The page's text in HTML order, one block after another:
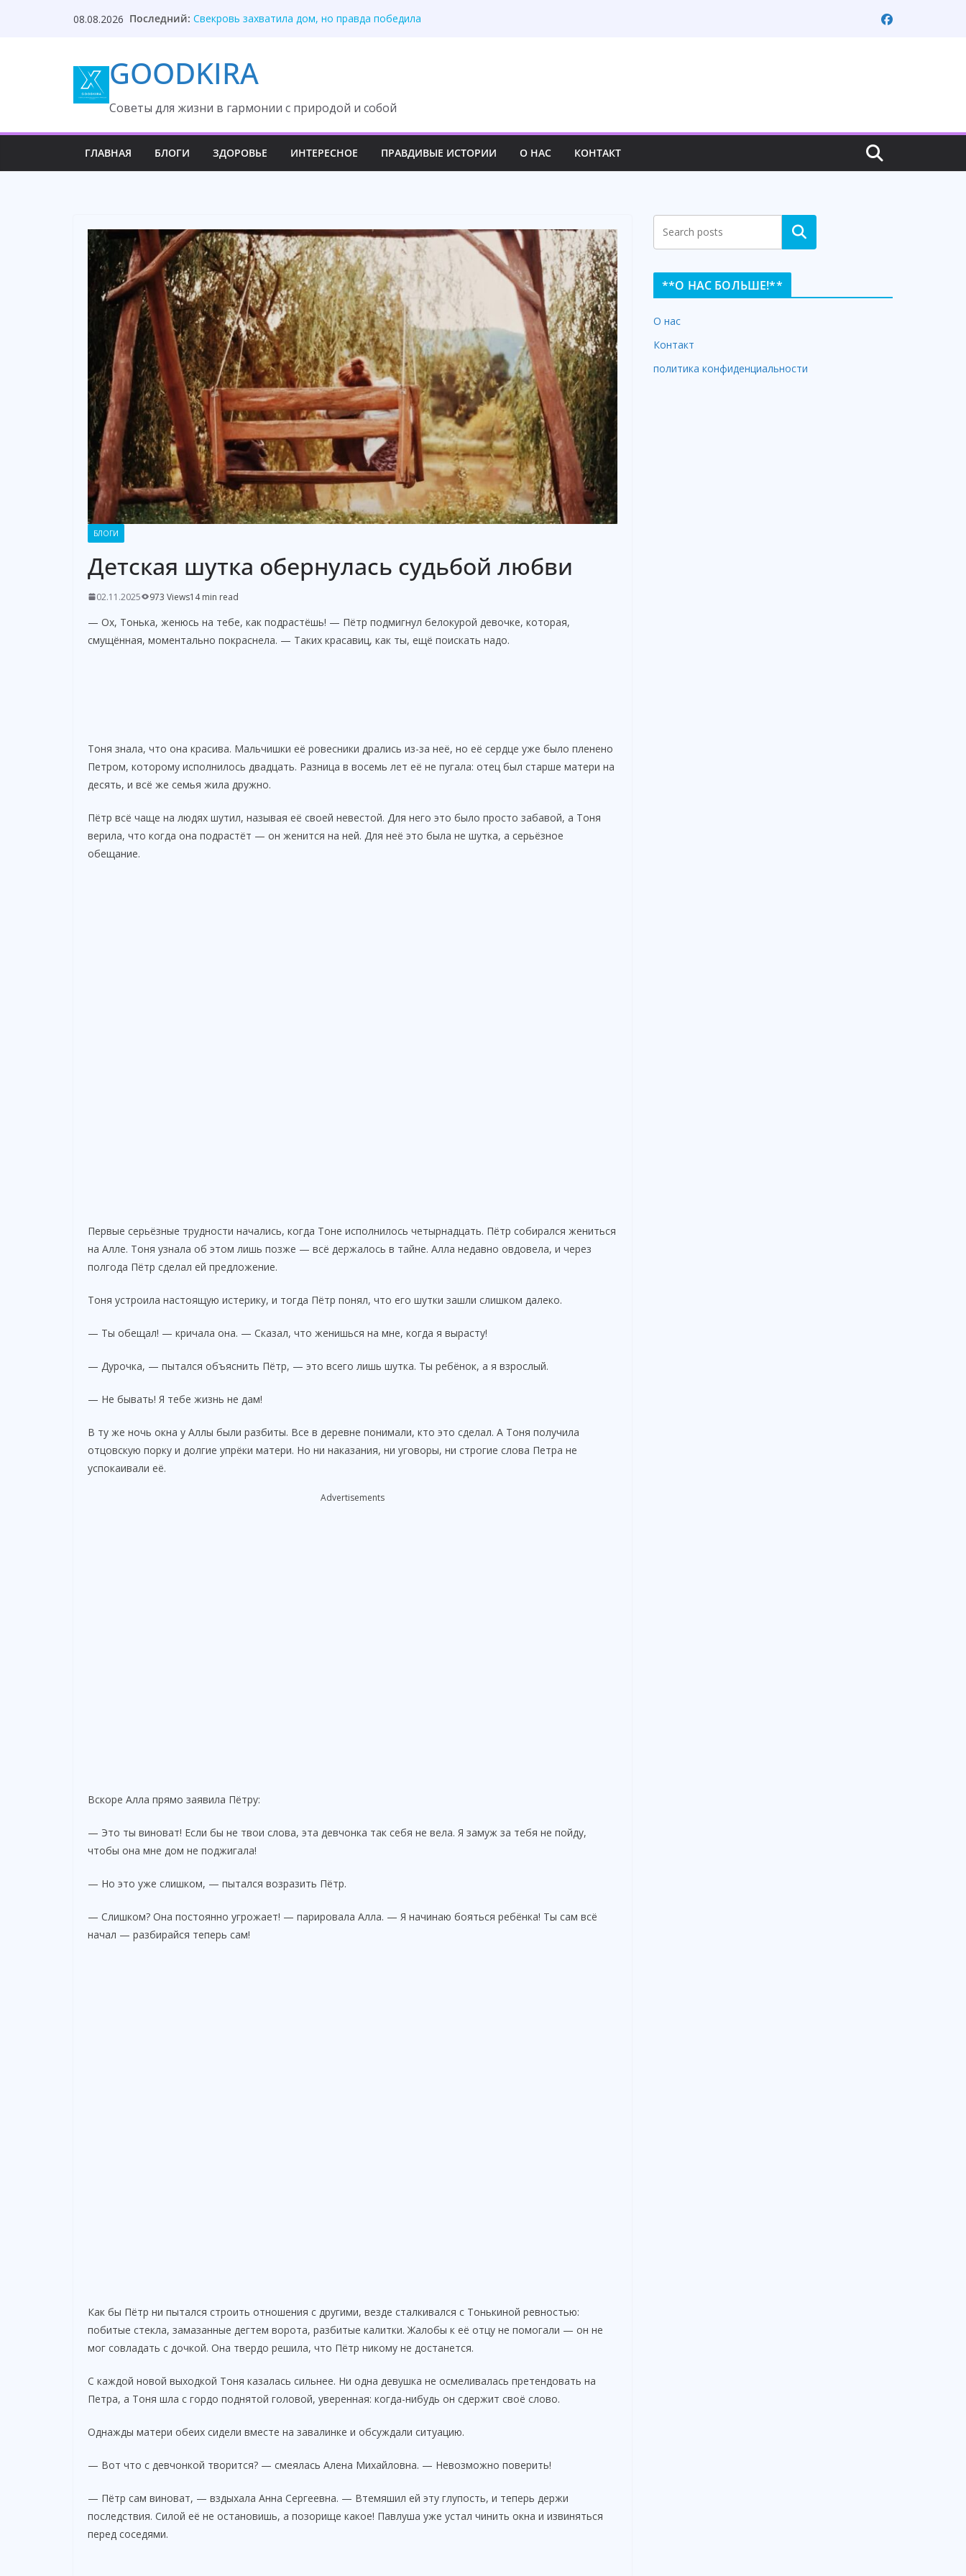
08.08.2026 Последний: Я записалась к другому врачу. Просто чтобы
Свекровь захватила дом, но правда победила
Привыкай. Она теперь будет жить с нами,
GOODKIRA
Cоветы для жизни в гармонии с природой и собой
ГЛАВНАЯ БЛОГИ ЗДОРОВЬЕ ИНТЕРЕСНОЕ ПРАВДИВЫЕ ИСТОРИИ О НАС КОНТАКТ
БЛОГИ
Детская шутка обернулась судьбой любви
02.11.2025 973 Views14 min read
— Ох, Тонька, женюсь на тебе, как подрастёшь! — Пётр подмигнул белокурой девочке, которая,
смущённая, моментально покраснела. — Таких красавиц, как ты, ещё поискать надо.
Тоня знала, что она красива. Мальчишки её ровесники дрались из-за неё, но её сердце уже было пленено
Петром, которому исполнилось двадцать. Разница в восемь лет её не пугала: отец был старше матери на
десять, и всё же семья жила дружно.
Пётр всё чаще на людях шутил, называя её своей невестой. Для него это было просто забавой, а Тоня
верила, что когда она подрастёт — он женится на ней. Для неё это была не шутка, а серьёзное
обещание.
Первые серьёзные трудности начались, когда Тоне исполнилось четырнадцать. Пётр собирался жениться
на Алле. Тоня узнала об этом лишь позже — всё держалось в тайне. Алла недавно овдовела, и через
полгода Пётр сделал ей предложение.
Тоня устроила настоящую истерику, и тогда Пётр понял, что его шутки зашли слишком далеко.
— Ты обещал! — кричала она. — Сказал, что женишься на мне, когда я вырасту!
— Дурочка, — пытался объяснить Пётр, — это всего лишь шутка. Ты ребёнок, а я взрослый.
— Не бывать! Я тебе жизнь не дам!
В ту же ночь окна у Аллы были разбиты. Все в деревне понимали, кто это сделал. А Тоня получила
отцовскую порку и долгие упрёки матери. Но ни наказания, ни уговоры, ни строгие слова Петра не
успокаивали её.
Advertisements
Вскоре Алла прямо заявила Пётру:
— Это ты виноват! Если бы не твои слова, эта девчонка так себя не вела. Я замуж за тебя не пойду,
чтобы она мне дом не поджигала!
— Но это уже слишком, — пытался возразить Пётр.
— Слишком? Она постоянно угрожает! — парировала Алла. — Я начинаю бояться ребёнка! Ты сам всё
начал — разбирайся теперь сам!
Как бы Пётр ни пытался строить отношения с другими, везде сталкивался с Тонькиной ревностью:
побитые стекла, замазанные дегтем ворота, разбитые калитки. Жалобы к её отцу не помогали — он не
мог совладать с дочкой. Она твердо решила, что Пётр никому не достанется.
С каждой новой выходкой Тоня казалась сильнее. Ни одна девушка не осмеливалась претендовать на
Петра, а Тоня шла с гордо поднятой головой, уверенная: когда-нибудь он сдержит своё слово.
Однажды матери обеих сидели вместе на завалинке и обсуждали ситуацию.
— Вот что с девчонкой творится? — смеялась Алена Михайловна. — Невозможно поверить!
— Пётр сам виноват, — вздыхала Анна Сергеевна. — Втемяшил ей эту глупость, и теперь держи
последствия. Силой её не остановишь, а позорище какое! Павлуша уже устал чинить окна и извиняться
перед соседями.
Search
**О НАС БОЛЬШЕ!**
О нас
Контакт
политика конфиденциальности